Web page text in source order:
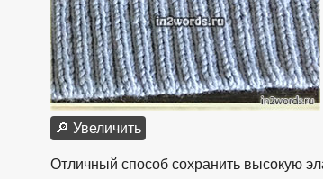
🔎 Увеличить
Отличный способ сохранить высокую